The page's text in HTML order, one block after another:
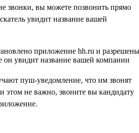
звонки, вы можете позвонить прямо
увидит название вашей
пуш-уведомление, что им звонят
этом не важно, звоните вы кандидату